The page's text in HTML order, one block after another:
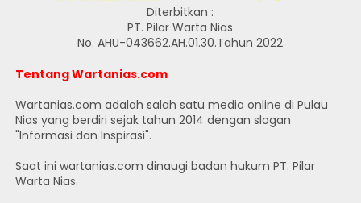
Diterbitkan :
PT. Pilar Warta Nias
No. AHU-043662.AH.01.30.Tahun 2022
Tentang Wartanias.com
Wartanias.com adalah salah satu media online di Pulau
Nias yang berdiri sejak tahun 2014 dengan slogan
"Informasi dan Inspirasi".
Saat ini wartanias.com dinaugi badan hukum PT. Pilar
Warta Nias.